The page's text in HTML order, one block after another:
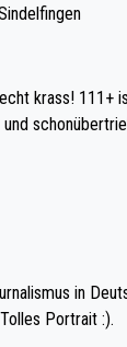
111+ ist für
in
Portrait :).